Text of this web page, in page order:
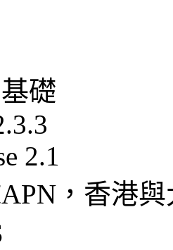
礎
2.1
，香港